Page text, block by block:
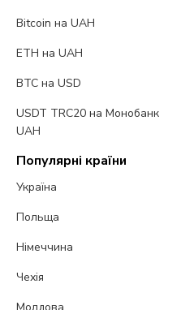
Bitcoin на UAH
ETH на UAH
BTC на USD
USDT TRC20 на Монобанк
UAH
Популярні країни
Україна
Польща
Німеччина
Чехія